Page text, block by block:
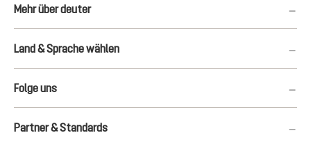
Mehr über deuter
Land & Sprache wählen
Folge uns
Partner & Standards